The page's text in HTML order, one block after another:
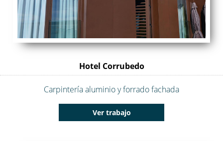
Hotel Corrubedo
Carpintería aluminio y forrado fachada
Ver trabajo